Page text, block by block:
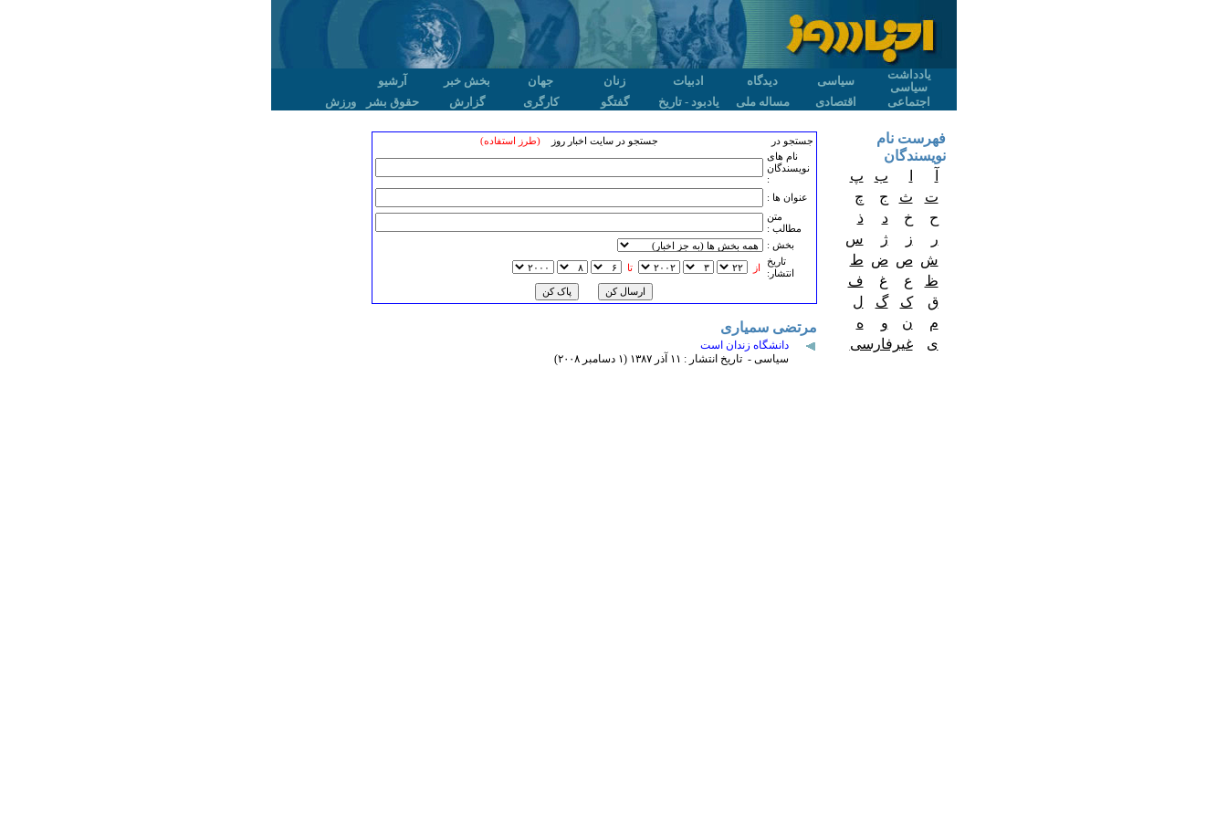
یادداشت
سیاسی
سیاسی دیدگاه ادبیات زنان جهان بخش خبر
آرشیو
اجتماعی
اقتصادی مساله ملی یادبود - تاریخ گفتگو کارگری گزارش حقوق بشر ورزش
جستجو در جستجو در سایت اخبار روز(طرز استفاده)
نام های
نویسندگان
:
عنوان ها :
متن
مطالب :
بخش :
تاريخ
انتشار:
از تا
مرتضی سمیاری
دانشگاه زندان است
سیاسی - تاریخ انتشار : ۱۱ آذر ۱٣٨۷ (۱ دسامبر ۲۰۰٨)
فهرست نام
نویسندگان
ب
پ
ت
ث ج
چ
ح
خ د
ذ
ر
ز ژ
س
ش ص ض ط
ظ
ع غ
ف
ق
ک گ
ل
م
ن و
ه
ی
غیرفارسی